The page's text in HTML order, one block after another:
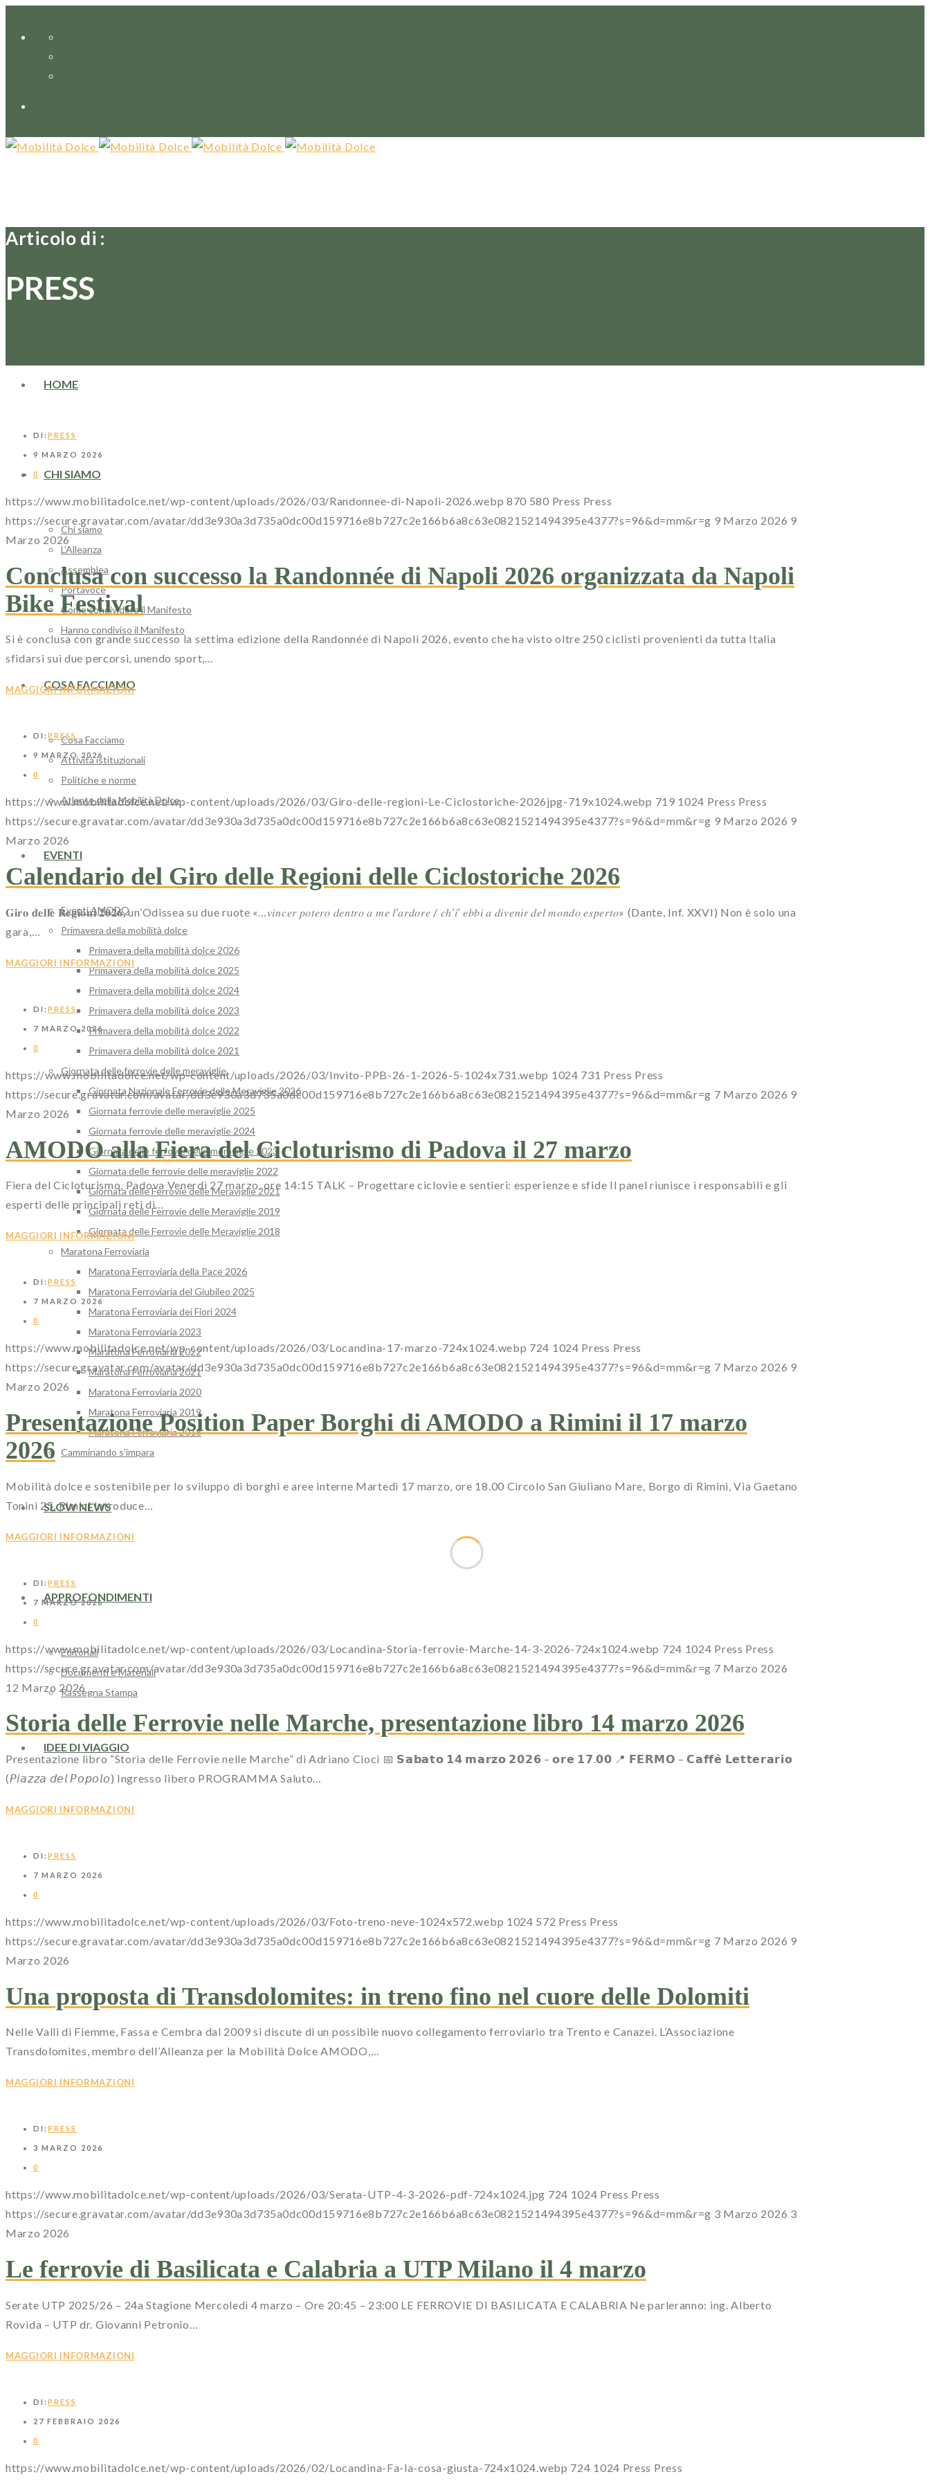
HOME
CHI SIAMO
Chi siamo
L’Alleanza
Assemblea
Portavoce
Come condividere il Manifesto
Hanno condiviso il Manifesto
COSA FACCIAMO
Cosa Facciamo
Attività istituzionali
Politiche e norme
Atlante della Mobilità Dolce
EVENTI
Eventi AMODO
Primavera della mobilità dolce
Primavera della mobilità dolce 2026
Primavera della mobilità dolce 2025
Primavera della mobilità dolce 2024
Primavera della mobilità dolce 2023
Primavera della mobilità dolce 2022
Primavera della mobilità dolce 2021
Giornata delle ferrovie delle meraviglie
Giornata Nazionale Ferrovie delle Meraviglie 2026
Giornata ferrovie delle meraviglie 2025
Giornata ferrovie delle meraviglie 2024
Giornata delle ferrovie delle meraviglie 2023
Giornata delle ferrovie delle meraviglie 2022
Giornata delle Ferrovie delle Meraviglie 2021
Giornata delle Ferrovie delle Meraviglie 2019
Giornata delle Ferrovie delle Meraviglie 2018
Maratona Ferroviaria
Maratona Ferroviaria della Pace 2026
Maratona Ferroviaria del Giubileo 2025
Maratona Ferroviaria dei Fiori 2024
Maratona Ferroviaria 2023
Maratona Ferroviaria 2022
Maratona Ferroviaria 2021
Maratona Ferroviaria 2020
Maratona Ferroviaria 2019
Maratona Ferroviaria 2018
Camminando s’impara
SLOW NEWS
APPROFONDIMENTI
Editoriali
Documenti e Materiali
Rassegna Stampa
IDEE DI VIAGGIO
Articolo di :
PRESS
DI: PRESS
9 MARZO 2026
0
https://www.mobilitadolce.net/wp-content/uploads/2026/03/Randonnee-di-Napoli-2026.webp 870 580 Press Press
https://secure.gravatar.com/avatar/dd3e930a3d735a0dc00d159716e8b727c2e166b6a8c63e0821521494395e4377?s=96&d=mm&r=g 9 Marzo 2026 9
Marzo 2026
Conclusa con successo la Randonnée di Napoli 2026 organizzata da Napoli
Bike Festival
Si è conclusa con grande successo la settima edizione della Randonnée di Napoli 2026, evento che ha visto oltre 250 ciclisti provenienti da tutta Italia
sfidarsi sui due percorsi, unendo sport,…
MAGGIORI INFORMAZIONI
DI: PRESS
9 MARZO 2026
0
https://www.mobilitadolce.net/wp-content/uploads/2026/03/Giro-delle-regioni-Le-Ciclostoriche-2026jpg-719x1024.webp 719 1024 Press Press
https://secure.gravatar.com/avatar/dd3e930a3d735a0dc00d159716e8b727c2e166b6a8c63e0821521494395e4377?s=96&d=mm&r=g 9 Marzo 2026 9
Marzo 2026
Calendario del Giro delle Regioni delle Ciclostoriche 2026
𝐆𝐢𝐫𝐨 𝐝𝐞𝐥𝐥𝐞 𝐑𝐞𝐠𝐢𝐨𝐧𝐢 𝟐𝟎𝟐𝟔, un’Odissea su due ruote «…𝑣𝑖𝑛𝑐𝑒𝑟 𝑝𝑜𝑡𝑒𝑟𝑜 𝑑𝑒𝑛𝑡𝑟𝑜 𝑎 𝑚𝑒 𝑙’𝑎𝑟𝑑𝑜𝑟𝑒 / 𝑐ℎ’𝑖’ 𝑒𝑏𝑏𝑖 𝑎 𝑑𝑖𝑣𝑒𝑛𝑖𝑟 𝑑𝑒𝑙 𝑚𝑜𝑛𝑑𝑜 𝑒𝑠𝑝𝑒𝑟𝑡𝑜» (Dante, Inf. XXVI) Non è solo una
gara,…
MAGGIORI INFORMAZIONI
DI: PRESS
7 MARZO 2026
0
https://www.mobilitadolce.net/wp-content/uploads/2026/03/Invito-PPB-26-1-2026-5-1024x731.webp 1024 731 Press Press
https://secure.gravatar.com/avatar/dd3e930a3d735a0dc00d159716e8b727c2e166b6a8c63e0821521494395e4377?s=96&d=mm&r=g 7 Marzo 2026 9
Marzo 2026
AMODO alla Fiera del Cicloturismo di Padova il 27 marzo
Fiera del Cicloturismo, Padova Venerdì 27 marzo, ore 14:15 TALK – Progettare ciclovie e sentieri: esperienze e sfide Il panel riunisce i responsabili e gli
esperti delle principali reti di…
MAGGIORI INFORMAZIONI
DI: PRESS
7 MARZO 2026
0
https://www.mobilitadolce.net/wp-content/uploads/2026/03/Locandina-17-marzo-724x1024.webp 724 1024 Press Press
https://secure.gravatar.com/avatar/dd3e930a3d735a0dc00d159716e8b727c2e166b6a8c63e0821521494395e4377?s=96&d=mm&r=g 7 Marzo 2026 9
Marzo 2026
Presentazione Position Paper Borghi di AMODO a Rimini il 17 marzo
2026
Mobilità dolce e sostenibile per lo sviluppo di borghi e aree interne Martedì 17 marzo, ore 18.00 Circolo San Giuliano Mare, Borgo di Rimini, Via Gaetano
Tonini 25, Rimini Introduce…
MAGGIORI INFORMAZIONI
DI: PRESS
7 MARZO 2026
0
https://www.mobilitadolce.net/wp-content/uploads/2026/03/Locandina-Storia-ferrovie-Marche-14-3-2026-724x1024.webp 724 1024 Press Press
https://secure.gravatar.com/avatar/dd3e930a3d735a0dc00d159716e8b727c2e166b6a8c63e0821521494395e4377?s=96&d=mm&r=g 7 Marzo 2026
12 Marzo 2026
Storia delle Ferrovie nelle Marche, presentazione libro 14 marzo 2026
Presentazione libro “Storia delle Ferrovie nelle Marche” di Adriano Cioci 📅 𝗦𝗮𝗯𝗮𝘁𝗼 𝟭𝟰 𝗺𝗮𝗿𝘇𝗼 𝟮𝟬𝟮𝟲 – 𝗼𝗿𝗲 𝟭𝟳.𝟬𝟬 📍 𝗙𝗘𝗥𝗠𝗢 – 𝗖𝗮𝗳𝗳𝗲̀ 𝗟𝗲𝘁𝘁𝗲𝗿𝗮𝗿𝗶𝗼
(𝘗𝘪𝘢𝘻𝘻𝘢 𝘥𝘦𝘭 𝘗𝘰𝘱𝘰𝘭𝘰) Ingresso libero PROGRAMMA Saluto…
MAGGIORI INFORMAZIONI
DI: PRESS
7 MARZO 2026
0
https://www.mobilitadolce.net/wp-content/uploads/2026/03/Foto-treno-neve-1024x572.webp 1024 572 Press Press
https://secure.gravatar.com/avatar/dd3e930a3d735a0dc00d159716e8b727c2e166b6a8c63e0821521494395e4377?s=96&d=mm&r=g 7 Marzo 2026 9
Marzo 2026
Una proposta di Transdolomites: in treno fino nel cuore delle Dolomiti
Nelle Valli di Fiemme, Fassa e Cembra dal 2009 si discute di un possibile nuovo collegamento ferroviario tra Trento e Canazei. L’Associazione
Transdolomites, membro dell’Alleanza per la Mobilità Dolce AMODO,…
MAGGIORI INFORMAZIONI
DI: PRESS
3 MARZO 2026
0
https://www.mobilitadolce.net/wp-content/uploads/2026/03/Serata-UTP-4-3-2026-pdf-724x1024.jpg 724 1024 Press Press
https://secure.gravatar.com/avatar/dd3e930a3d735a0dc00d159716e8b727c2e166b6a8c63e0821521494395e4377?s=96&d=mm&r=g 3 Marzo 2026 3
Marzo 2026
Le ferrovie di Basilicata e Calabria a UTP Milano il 4 marzo
Serate UTP 2025/26 – 24a Stagione Mercoledì 4 marzo – Ore 20:45 – 23:00 LE FERROVIE DI BASILICATA E CALABRIA Ne parleranno: ing. Alberto
Rovida – UTP dr. Giovanni Petronio…
MAGGIORI INFORMAZIONI
DI: PRESS
27 FEBBRAIO 2026
0
https://www.mobilitadolce.net/wp-content/uploads/2026/02/Locandina-Fa-la-cosa-giusta-724x1024.webp 724 1024 Press Press